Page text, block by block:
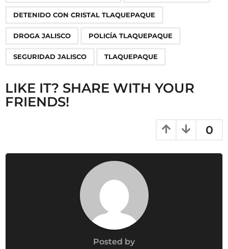
i
o
n
DETENIDO CON CRISTAL TLAQUEPAQUE
DROGA JALISCO POLICÍA TLAQUEPAQUE
SEGURIDAD JALISCO TLAQUEPAQUE
LIKE IT? SHARE WITH YOUR
FRIENDS!
0
Posted by